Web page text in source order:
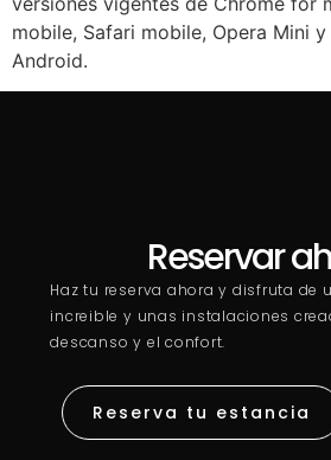
mobile, Safari mobile, Opera Mini
Android.
Reservar
Haz tu reserva ahora y disfruta de
increible y unas instalaciones
descanso y el confort.
Reserva tu estancia